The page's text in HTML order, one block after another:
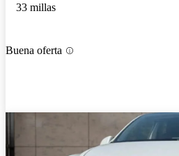
33 millas
Buena oferta